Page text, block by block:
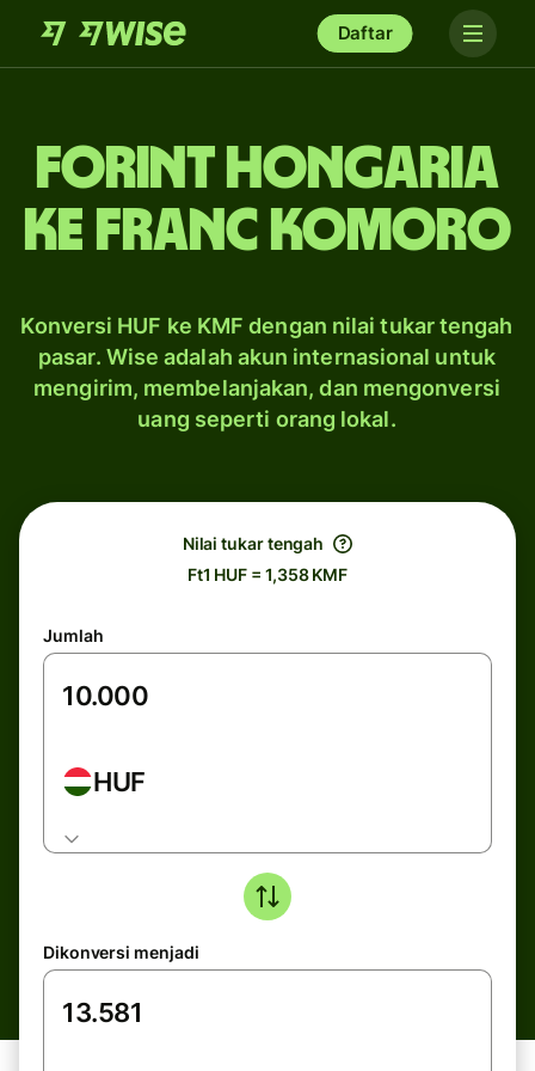
Daftar
forint Hongaria
ke franc Komoro
Konversi HUF ke KMF dengan nilai tukar tengah
pasar. Wise adalah akun internasional untuk
mengirim, membelanjakan, dan mengonversi
uang seperti orang lokal.
Nilai tukar tengah
Ft1 HUF = 1,358 KMF
Jumlah
HUF
Dikonversi menjadi